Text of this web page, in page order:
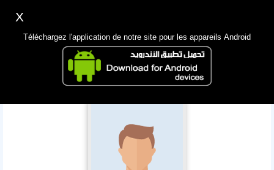
App Mobile
X
Téléchargez l'application de notre site pour les appareils Android